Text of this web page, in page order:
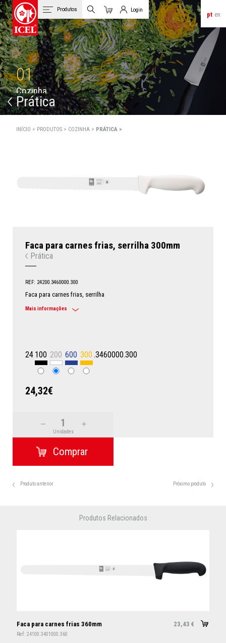
pt en
Produtos
Carrinho
Login
Login de Clientes
01
Cozinha
Prática
INÍCIO > PRODUTOS > COZINHA > PRÁTICA >
Faca para carnes frias, serrilha 300mm
Prática
REF: 24200.3460000.300
Faca para carnes frias, serrilha
Mais informações
24 100 200 600 300 .3460000.300
24,32€
Unidades
Produto anterior Próximo produto
Produtos Relacionados
Faca para carnes frias 360mm 23,43 €
Ref: 24100.3401000.360